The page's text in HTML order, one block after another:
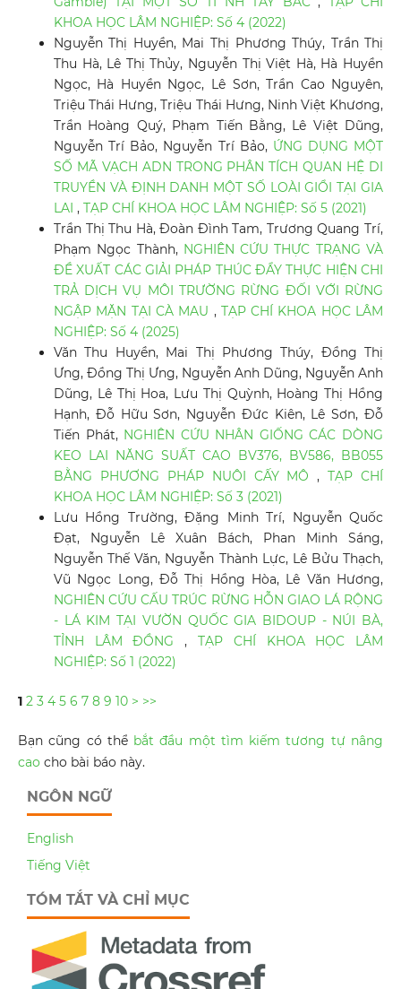
KHOA HỌC LÂM NGHIỆP: Số 4 (2022)
Nguyễn Thị Huyền, Mai Thị Phương Thúy, Trần Thị
Thu Hà, Lê Thị Thủy, Nguyễn Thị Việt Hà, Hà Huyền
Ngọc, Hà Huyền Ngọc, Lê Sơn, Trần Cao Nguyên,
Triệu Thái Hưng, Triệu Thái Hưng, Ninh Việt Khương,
Trần Hoàng Quý, Phạm Tiến Bằng, Lê Việt Dũng,
Nguyễn Trí Bảo, Nguyễn Trí Bảo, ỨNG DỤNG MỘT
SỐ MÃ VẠCH ADN TRONG PHÂN TÍCH QUAN HỆ DI
TRUYỀN VÀ ĐỊNH DANH MỘT SỐ LOÀI GIỔI TẠI GIA
LAI , TẠP CHÍ KHOA HỌC LÂM NGHIỆP: Số 5 (2021)
Trần Thị Thu Hà, Đoàn Đình Tam, Trương Quang Trí,
Phạm Ngọc Thành, NGHIÊN CỨU THỰC TRẠNG VÀ
ĐỀ XUẤT CÁC GIẢI PHÁP THÚC ĐẨY THỰC HIỆN CHI
TRẢ DỊCH VỤ MÔI TRƯỜNG RỪNG ĐỐI VỚI RỪNG
NGẬP MẶN TẠI CÀ MAU , TẠP CHÍ KHOA HỌC LÂM
NGHIỆP: Số 4 (2025)
Văn Thu Huyền, Mai Thị Phương Thúy, Đồng Thị
Ưng, Đồng Thị Ưng, Nguyễn Anh Dũng, Nguyễn Anh
Dũng, Lê Thị Hoa, Lưu Thị Quỳnh, Hoàng Thị Hồng
Hạnh, Đỗ Hữu Sơn, Nguyễn Đức Kiên, Lê Sơn, Đỗ
Tiến Phát, NGHIÊN CỨU NHÂN GIỐNG CÁC DÒNG
KEO LAI NĂNG SUẤT CAO BV376, BV586, BB055
BẰNG PHƯƠNG PHÁP NUÔI CẤY MÔ,TẠP CHÍ
KHOA HỌC LÂM NGHIỆP: Số 3 (2021)
Lưu Hồng Trường, Đặng Minh Trí, Nguyễn Quốc
Đạt, Nguyễn Lê Xuân Bách, Phan Minh Sáng,
Nguyễn Thế Văn, Nguyễn Thành Lực, Lê Bửu Thạch,
Vũ Ngọc Long, Đỗ Thị Hồng Hòa, Lê Văn Hương,
NGHIÊN CỨU CẤU TRÚC RỪNG HỖN GIAO LÁ RỘNG
- LÁ KIM TẠI VƯỜN QUỐC GIA BIDOUP - NÚI BÀ,
TỈNH LÂM ĐỒNG,TẠP CHÍ KHOA HỌC LÂM
NGHIỆP: Số 1 (2022)
1 2 3 4 5 6 7 8 9 10 > >>
Bạn cũng có thể bắt đầu một tìm kiếm tương tự nâng
cao cho bài báo này.
NGÔN NGỮ
English
Tiếng Việt
TÓM TẮT VÀ CHỈ MỤC